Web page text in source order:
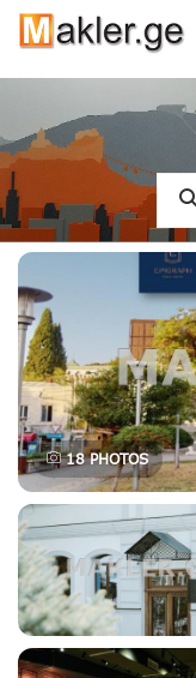
18PHOTOS